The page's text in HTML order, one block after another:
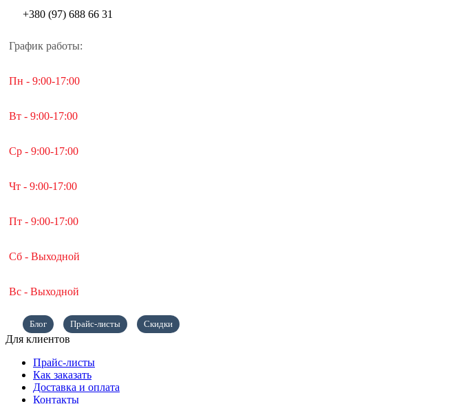
+380 (97) 688 66 31
График работы:
Пн - 9:00-17:00
Вт - 9:00-17:00
Ср - 9:00-17:00
Чт - 9:00-17:00
Пт - 9:00-17:00
Сб - Выходной
Вс - Выходной
Блог Прайс-листы Скидки
Для клиентов
Прайс-листы
Как заказать
Доставка и оплата
Контакты